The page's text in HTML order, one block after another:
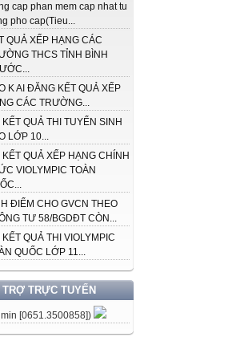
cap phan mem cap nhat tu
pho cap(Tieu...
QUẢ XẾP HẠNG CÁC
THCS TỈNH BÌNH
K AI ĐĂNG KẾT QUẢ XẾP
CÁC TRƯỜNG...
KẾT QUẢ THI TUYỂN SINH
LỚP 10...
KẾT QUẢ XẾP HẠNG CHÍNH
VIOLYMPIC TOÀN
ĐIỂM CHO GVCN THEO
TƯ 58/BGDĐT CÒN...
KẾT QUẢ THI VIOLYMPIC
QUỐC LỚP 11...
TRỢ TRỰC TUYẾN
[0651.3500858])